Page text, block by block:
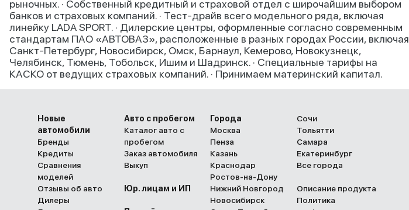
рыночных. · Собственный кредитный и страховой отдел с широчайшим выбором
банков и страховых компаний. · ​Тест-драйв всего модельного ряда, включая
линейку LADA SPORT. · Дилерские центры, оформленные согласно современным
стандартам ПАО «АВТОВАЗ», расположенные в разных городах России, включая
Санкт-Петербург, Новосибирск, Омск, Барнаул, Кемерово, Новокузнецк,
Челябинск, Тюмень, Тобольск, Ишим и Шадринск. · Специальные тарифы на
КАСКО​ от ведущих страховых компаний​. · Принимаем материнский капитал.
Новые
автомобили
Бренды
Кредиты
Сравнения
моделей
Отзывы об авто
Дилеры
Авто с пробегом
Каталог авто с
пробегом
Заказ автомобиля
Выкуп
Юр. лицам и ИП
Города
Москва
Пенза
Казань
Краснодар
Ростов-на-Дону
Нижний Новгород
Новосибирск
Сочи
Тольятти
Самара
Екатеринбург
Все города
Описание продукта
Политика